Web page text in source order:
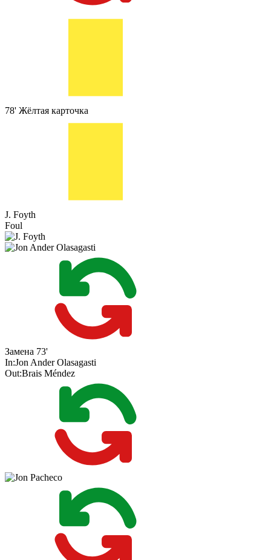
78' Жёлтая карточка
J. Foyth
Foul
Замена 73'
In:Jon Ander Olasagasti
Out:Brais Méndez